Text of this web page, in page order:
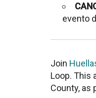
evento
Join
Loop. This
County, as